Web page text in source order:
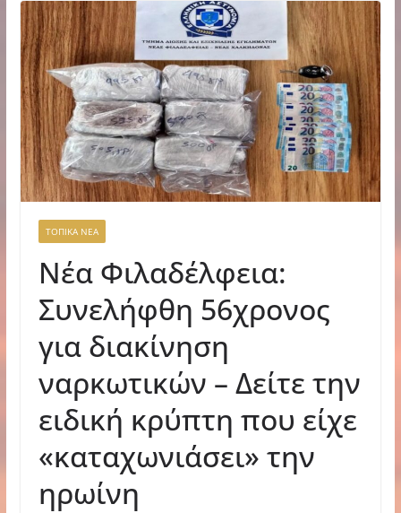
ΤΟΠΙΚΑ ΝΕΑ
Νέα Φιλαδέλφεια:
Συνελήφθη 56χρονος
για διακίνηση
ναρκωτικών – Δείτε την
ειδική κρύπτη που είχε
«καταχωνιάσει» την
ηρωίνη